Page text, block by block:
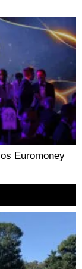
Euromoney